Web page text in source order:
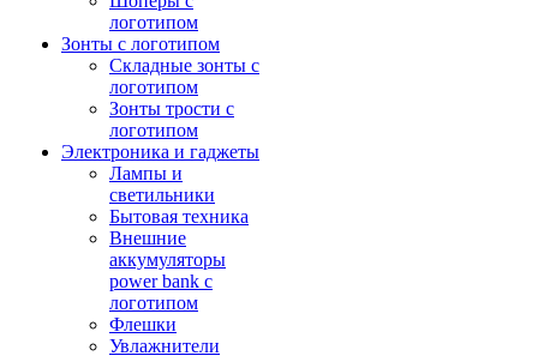
логотипом
Зонты с логотипом
Складные зонты с
логотипом
Зонты трости с
логотипом
Электроника и гаджеты
Лампы и
светильники
Бытовая техника
Внешние
аккумуляторы
power bank с
логотипом
Флешки
Увлажнители